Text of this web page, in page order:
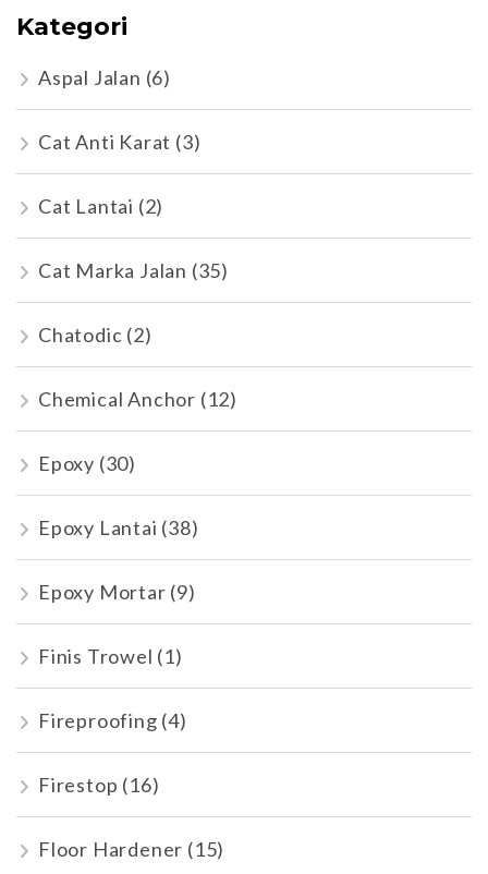
Kategori
Aspal Jalan (6)
Cat Anti Karat (3)
Cat Lantai (2)
Cat Marka Jalan (35)
Chatodic (2)
Chemical Anchor (12)
Epoxy (30)
Epoxy Lantai (38)
Epoxy Mortar (9)
Finis Trowel (1)
Fireproofing (4)
Firestop (16)
Floor Hardener (15)